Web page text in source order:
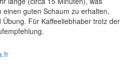
guten Schaum zu erhalten,
Für Kaffeeliebhaber trotz der